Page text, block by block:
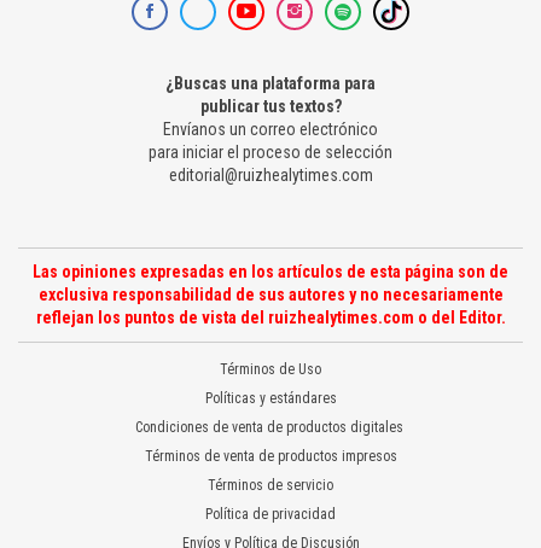
¿Buscas una plataforma para
publicar tus textos?
Envíanos un correo electrónico
para iniciar el proceso de selección
editorial@ruizhealytimes.com
Las opiniones expresadas en los artículos de esta página son de
exclusiva responsabilidad de sus autores y no necesariamente
reflejan los puntos de vista del ruizhealytimes.com o del Editor.
Términos de Uso
Políticas y estándares
Condiciones de venta de productos digitales
Términos de venta de productos impresos
Términos de servicio
Política de privacidad
Envíos y Política de Discusión